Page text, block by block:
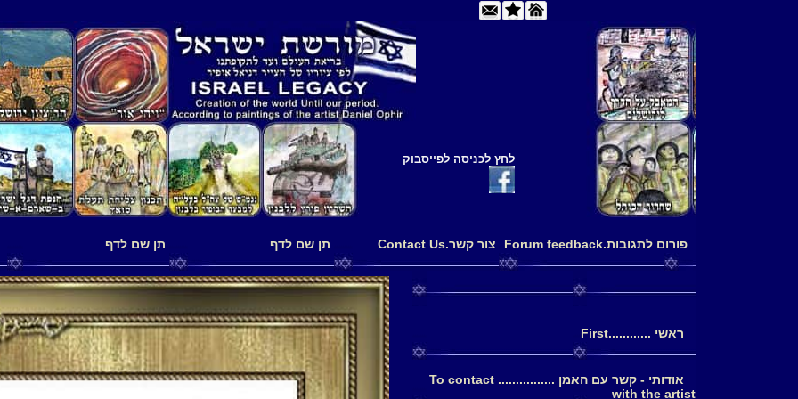
לחץ לכניסה לפייסבוק
פורום לתגובות.Forum feedback צור קשר.Contact Us תן שם לדף תן שם לדף
ראשי ............First
אודותי - קשר עם האמן ................ To contact
with the artist